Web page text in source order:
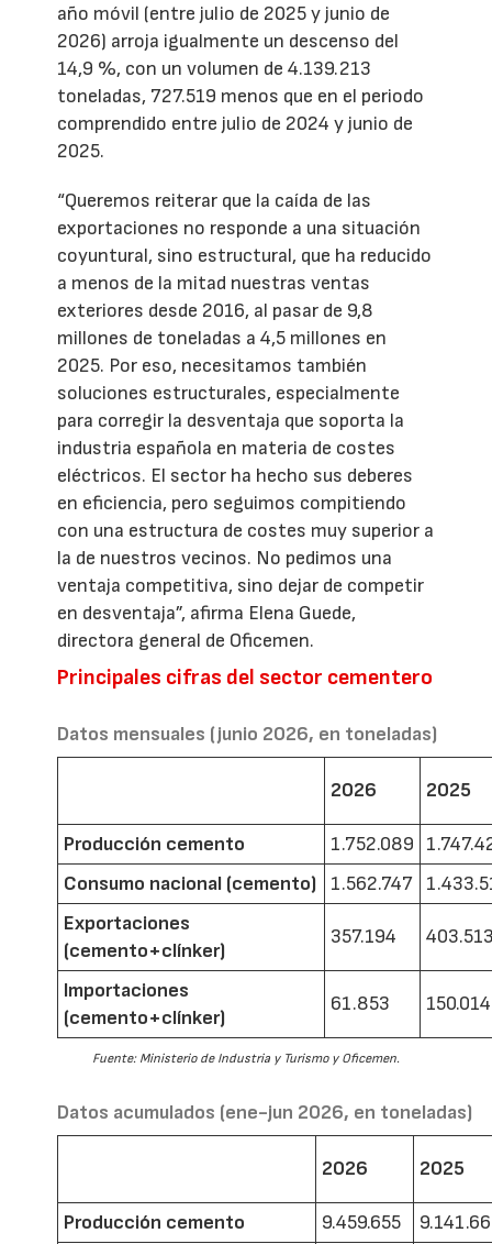
año móvil (entre julio de 2025 y junio de
2026) arroja igualmente un descenso del
14,9 %, con un volumen de 4.139.213
toneladas, 727.519 menos que en el periodo
comprendido entre julio de 2024 y junio de
2025.
“Queremos reiterar que la caída de las
exportaciones no responde a una situación
coyuntural, sino estructural, que ha reducido
a menos de la mitad nuestras ventas
exteriores desde 2016, al pasar de 9,8
millones de toneladas a 4,5 millones en
2025. Por eso, necesitamos también
soluciones estructurales, especialmente
para corregir la desventaja que soporta la
industria española en materia de costes
eléctricos. El sector ha hecho sus deberes
en eficiencia, pero seguimos compitiendo
con una estructura de costes muy superior a
la de nuestros vecinos. No pedimos una
ventaja competitiva, sino dejar de competir
en desventaja”, afirma Elena Guede,
directora general de Oficemen.
Principales cifras del sector cementero
Datos mensuales (junio 2026, en toneladas)
2026 2025
Producción cemento 1.752.089
Consumo nacional (cemento)
1.562.747
Exportaciones
(cemento+clínker)
357.194
Importaciones
(cemento+clínker)
61.853 150.014
Fuente: Ministerio de Industria y Turismo y Oficemen.
Datos acumulados (ene-jun 2026, en toneladas)
2026 2025
Producción cemento 9.459.655